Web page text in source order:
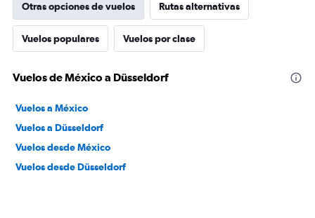
Otras opciones de vuelos Rutas alternativas
Vuelos populares Vuelos por clase
Vuelos de México a Düsseldorf
Vuelos a México
Vuelos a Düsseldorf
Vuelos desde México
Vuelos desde Düsseldorf